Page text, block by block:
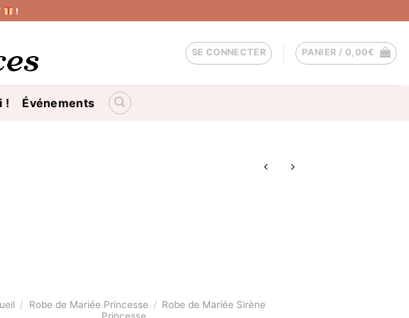
!
SE CONNECTER PANIER / 0,00€
! Événements
/ Robe de Mariée Princesse / Robe de Mariée Sirène